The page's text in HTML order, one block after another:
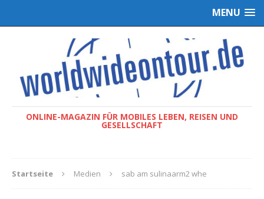
MENU
ONLINE-MAGAZIN FÜR MOBILES LEBEN, REISEN UND
GESELLSCHAFT
Startseite Medien sab am sulinaarm2 whe